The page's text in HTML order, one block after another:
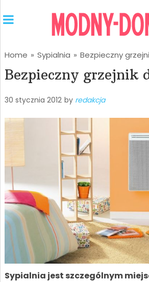
Home » Sypialnia » Bezpieczny
Bezpieczny grzejnik
30 stycznia 2012 by redakcja
Sypialnia jest szczególnym